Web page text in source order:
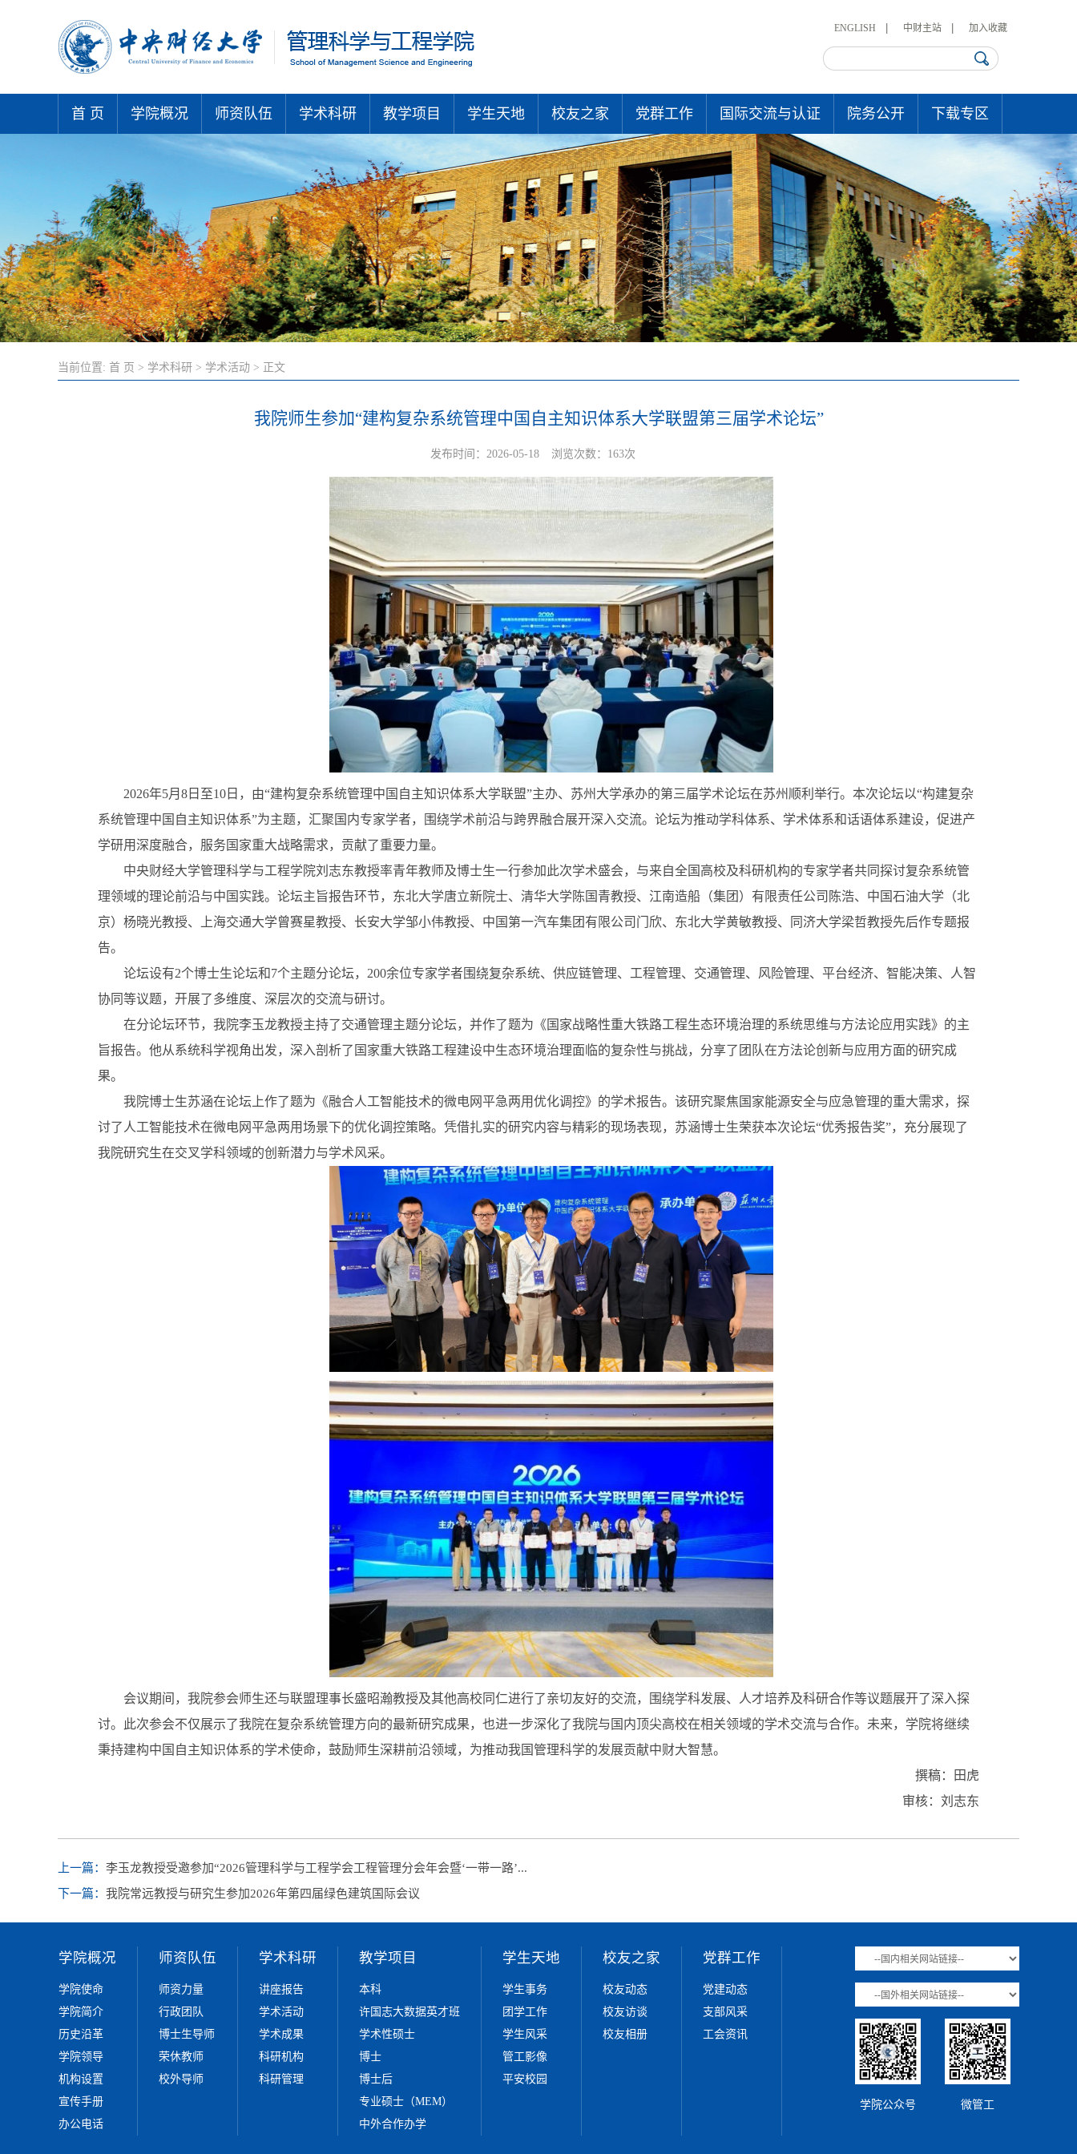
ENGLISH 中财主站 加入收藏
首 页 学院概况 师资队伍 学术科研 教学项目 学生天地 校友之家 党群工作 国际交流与认证 院务公开 下载专区
当前位置: 首 页 > 学术科研 > 学术活动 > 正文
我院师生参加“建构复杂系统管理中国自主知识体系大学联盟第三届学术论坛”
发布时间：2026-05-18 浏览次数： 163次
2026年5月8日至10日，由“建构复杂系统管理中国自主知识体系大学联盟”主办、苏州大学承办的第三届学术论坛在苏州顺利举行。本次论坛以“构建复杂
系统管理中国自主知识体系”为主题，汇聚国内专家学者，围绕学术前沿与跨界融合展开深入交流。论坛为推动学科体系、学术体系和话语体系建设，促进产
学研用深度融合，服务国家重大战略需求，贡献了重要力量。
中央财经大学管理科学与工程学院刘志东教授率青年教师及博士生一行参加此次学术盛会，与来自全国高校及科研机构的专家学者共同探讨复杂系统管
理领域的理论前沿与中国实践。论坛主旨报告环节，东北大学唐立新院士、清华大学陈国青教授、江南造船（集团）有限责任公司陈浩、中国石油大学（北
京）杨晓光教授、上海交通大学曾赛星教授、长安大学邹小伟教授、中国第一汽车集团有限公司门欣、东北大学黄敏教授、同济大学梁哲教授先后作专题报
告。
论坛设有2个博士生论坛和7个主题分论坛，200余位专家学者围绕复杂系统、供应链管理、工程管理、交通管理、风险管理、平台经济、智能决策、人智
协同等议题，开展了多维度、深层次的交流与研讨。
在分论坛环节，我院李玉龙教授主持了交通管理主题分论坛，并作了题为《国家战略性重大铁路工程生态环境治理的系统思维与方法论应用实践》的主
旨报告。他从系统科学视角出发，深入剖析了国家重大铁路工程建设中生态环境治理面临的复杂性与挑战，分享了团队在方法论创新与应用方面的研究成
果。
我院博士生苏涵在论坛上作了题为《融合人工智能技术的微电网平急两用优化调控》的学术报告。该研究聚焦国家能源安全与应急管理的重大需求，探
讨了人工智能技术在微电网平急两用场景下的优化调控策略。凭借扎实的研究内容与精彩的现场表现，苏涵博士生荣获本次论坛“优秀报告奖”，充分展现了
我院研究生在交叉学科领域的创新潜力与学术风采。
会议期间，我院参会师生还与联盟理事长盛昭瀚教授及其他高校同仁进行了亲切友好的交流，围绕学科发展、人才培养及科研合作等议题展开了深入探
讨。此次参会不仅展示了我院在复杂系统管理方向的最新研究成果，也进一步深化了我院与国内顶尖高校在相关领域的学术交流与合作。未来，学院将继续
秉持建构中国自主知识体系的学术使命，鼓励师生深耕前沿领域，为推动我国管理科学的发展贡献中财大智慧。
撰稿：田虎
审核：刘志东
上一篇： 李玉龙教授受邀参加“2026管理科学与工程学会工程管理分会年会暨‘一带一路’...
下一篇： 我院常远教授与研究生参加2026年第四届绿色建筑国际会议
学院概况
学院使命
学院简介
历史沿革
学院领导
机构设置
宣传手册
办公电话
师资队伍
师资力量
行政团队
博士生导师
荣休教师
校外导师
学术科研
讲座报告
学术活动
学术成果
科研机构
科研管理
教学项目
本科
许国志大数据英才班
学术性硕士
博士
博士后
专业硕士（MEM）
中外合作办学
学生天地
学生事务
团学工作
学生风采
管工影像
平安校园
校友之家
校友动态
校友访谈
校友相册
党群工作
党建动态
支部风采
工会资讯
学院公众号 微管工